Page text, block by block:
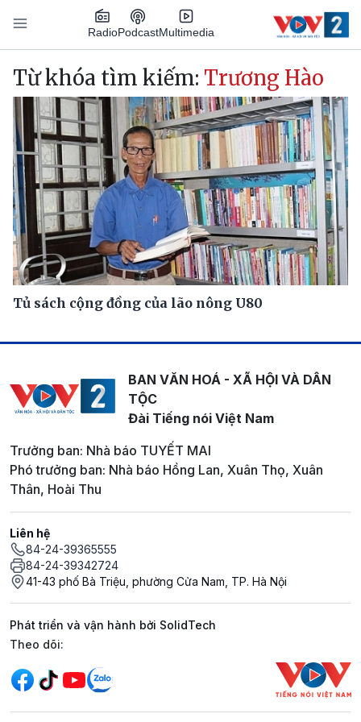
Nhảy đến nội dung
RadioPodcastMultimedia
Main navigation
Từ khóa tìm kiếm: Trương Hào
Tủ sách cộng đồng của lão nông U80
BAN VĂN HOÁ - XÃ HỘI VÀ DÂN
TỘC
Đài Tiếng nói Việt Nam
Trưởng ban: Nhà báo TUYẾT MAI
Phó trưởng ban: Nhà báo Hồng Lan, Xuân Thọ, Xuân
Thân, Hoài Thu
Liên hệ
84-24-39365555
84-24-39342724
41-43 phố Bà Triệu, phường Cửa Nam, TP. Hà Nội
Phát triển và vận hành bởi SolidTech
Mạng xã hội
Theo dõi: